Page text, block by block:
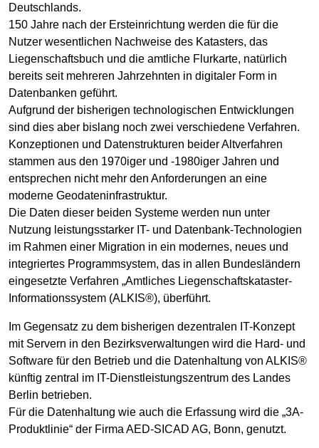
Deutschlands.
150 Jahre nach der Ersteinrichtung werden die für die
Nutzer wesentlichen Nachweise des Katasters, das
Liegenschaftsbuch und die amtliche Flurkarte, natürlich
bereits seit mehreren Jahrzehnten in digitaler Form in
Datenbanken geführt.
Aufgrund der bisherigen technologischen Entwicklungen
sind dies aber bislang noch zwei verschiedene Verfahren.
Konzeptionen und Datenstrukturen beider Altverfahren
stammen aus den 1970iger und -1980iger Jahren und
entsprechen nicht mehr den Anforderungen an eine
moderne Geodateninfrastruktur.
Die Daten dieser beiden Systeme werden nun unter
Nutzung leistungsstarker IT- und Datenbank-Technologien
im Rahmen einer Migration in ein modernes, neues und
integriertes Programmsystem, das in allen Bundesländern
eingesetzte Verfahren „Amtliches Liegenschaftskataster-
Informationssystem (ALKIS®), überführt.
Im Gegensatz zu dem bisherigen dezentralen IT-Konzept
mit Servern in den Bezirksverwaltungen wird die Hard- und
Software für den Betrieb und die Datenhaltung von ALKIS®
künftig zentral im IT-Dienstleistungszentrum des Landes
Berlin betrieben.
Für die Datenhaltung wie auch die Erfassung wird die „3A-
Produktlinie“ der Firma AED-SICAD AG, Bonn, genutzt.